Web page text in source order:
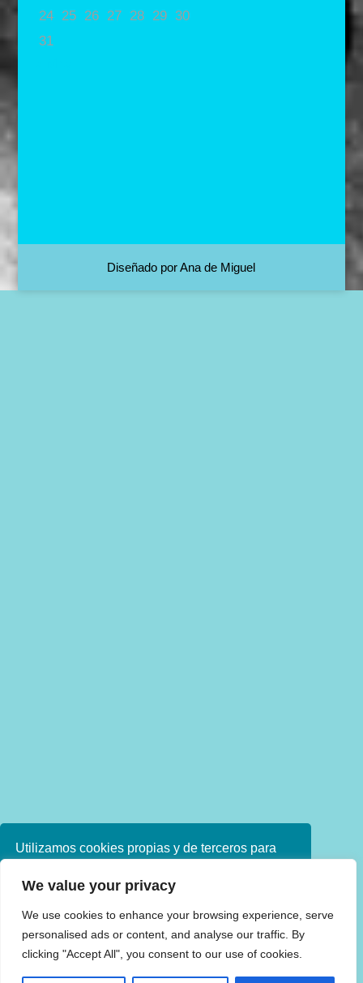
Utilizamos cookies propias y de terceros para
navegando, consideramos que acepta su uso.
política de cookies consulte nuestra
Política de
privacidad
We value your privacy
We use cookies to enhance your browsing experience, serve
personalised ads or content, and analyse our traffic. By
clicking "Accept All", you consent to our use of cookies.
24
25 26 27 28 29 30
31
Diseñado por Ana de Miguel